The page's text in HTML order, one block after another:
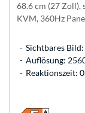
68.6 cm (27 Zoll),
KVM, 360Hz
Sichtbares
Auflösung:
Reaktionszeit: